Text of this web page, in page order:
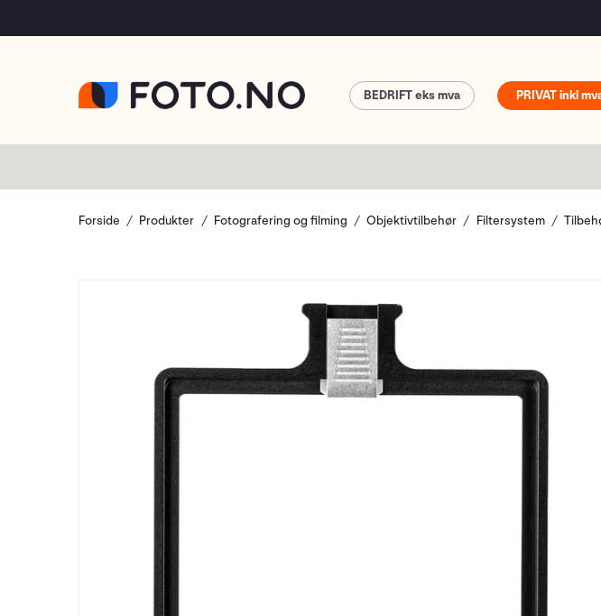
PRIVAT
BEDRIFT
Forside Produkter Fotografering og filming Objektivtilbehør Filtersystem